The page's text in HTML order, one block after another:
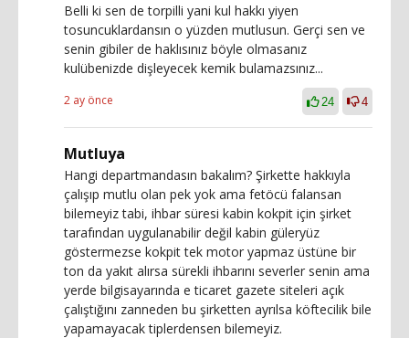
Belli ki sen de torpilli yani kul hakkı yiyen
tosuncuklardansın o yüzden mutlusun. Gerçi sen ve
senin gibiler de haklısınız böyle olmasanız
kulübenizde dişleyecek kemik bulamazsınız...
2 ay önce 24 4
Mutluya
Hangi departmandasın bakalım? Şirkette hakkıyla
çalışıp mutlu olan pek yok ama fetöcü falansan
bilemeyiz tabi, ihbar süresi kabin kokpit için şirket
tarafından uygulanabilir değil kabin güleryüz
göstermezse kokpit tek motor yapmaz üstüne bir
ton da yakıt alırsa sürekli ihbarını severler senin ama
yerde bilgisayarında e ticaret gazete siteleri açık
çalıştığını zanneden bu şirketten ayrılsa köftecilik bile
yapamayacak tiplerdensen bilemeyiz.